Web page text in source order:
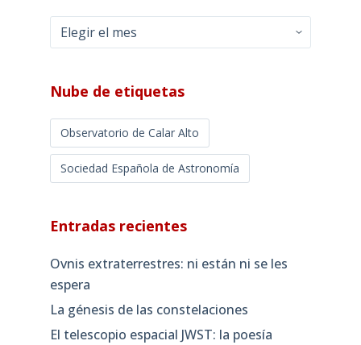
Archivos
mensuales
Nube de etiquetas
Observatorio de Calar Alto
Sociedad Española de Astronomía
Entradas recientes
Ovnis extraterrestres: ni están ni se les
espera
La génesis de las constelaciones
El telescopio espacial JWST: la poesía